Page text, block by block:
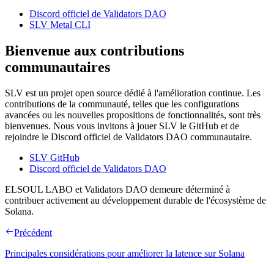
Discord officiel de Validators DAO
SLV Metal CLI
Bienvenue aux contributions
communautaires
SLV est un projet open source dédié à l'amélioration continue. Les
contributions de la communauté, telles que les configurations
avancées ou les nouvelles propositions de fonctionnalités, sont très
bienvenues. Nous vous invitons à jouer SLV le GitHub et de
rejoindre le Discord officiel de Validators DAO communautaire.
SLV GitHub
Discord officiel de Validators DAO
ELSOUL LABO et Validators DAO demeure déterminé à
contribuer activement au développement durable de l'écosystème de
Solana.
Précédent
Principales considérations pour améliorer la latence sur Solana